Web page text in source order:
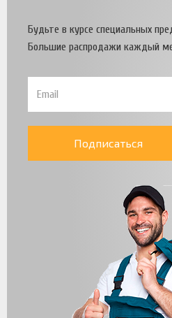
Будьте в курсе специальных
Большие распродажи каждый
Подписаться